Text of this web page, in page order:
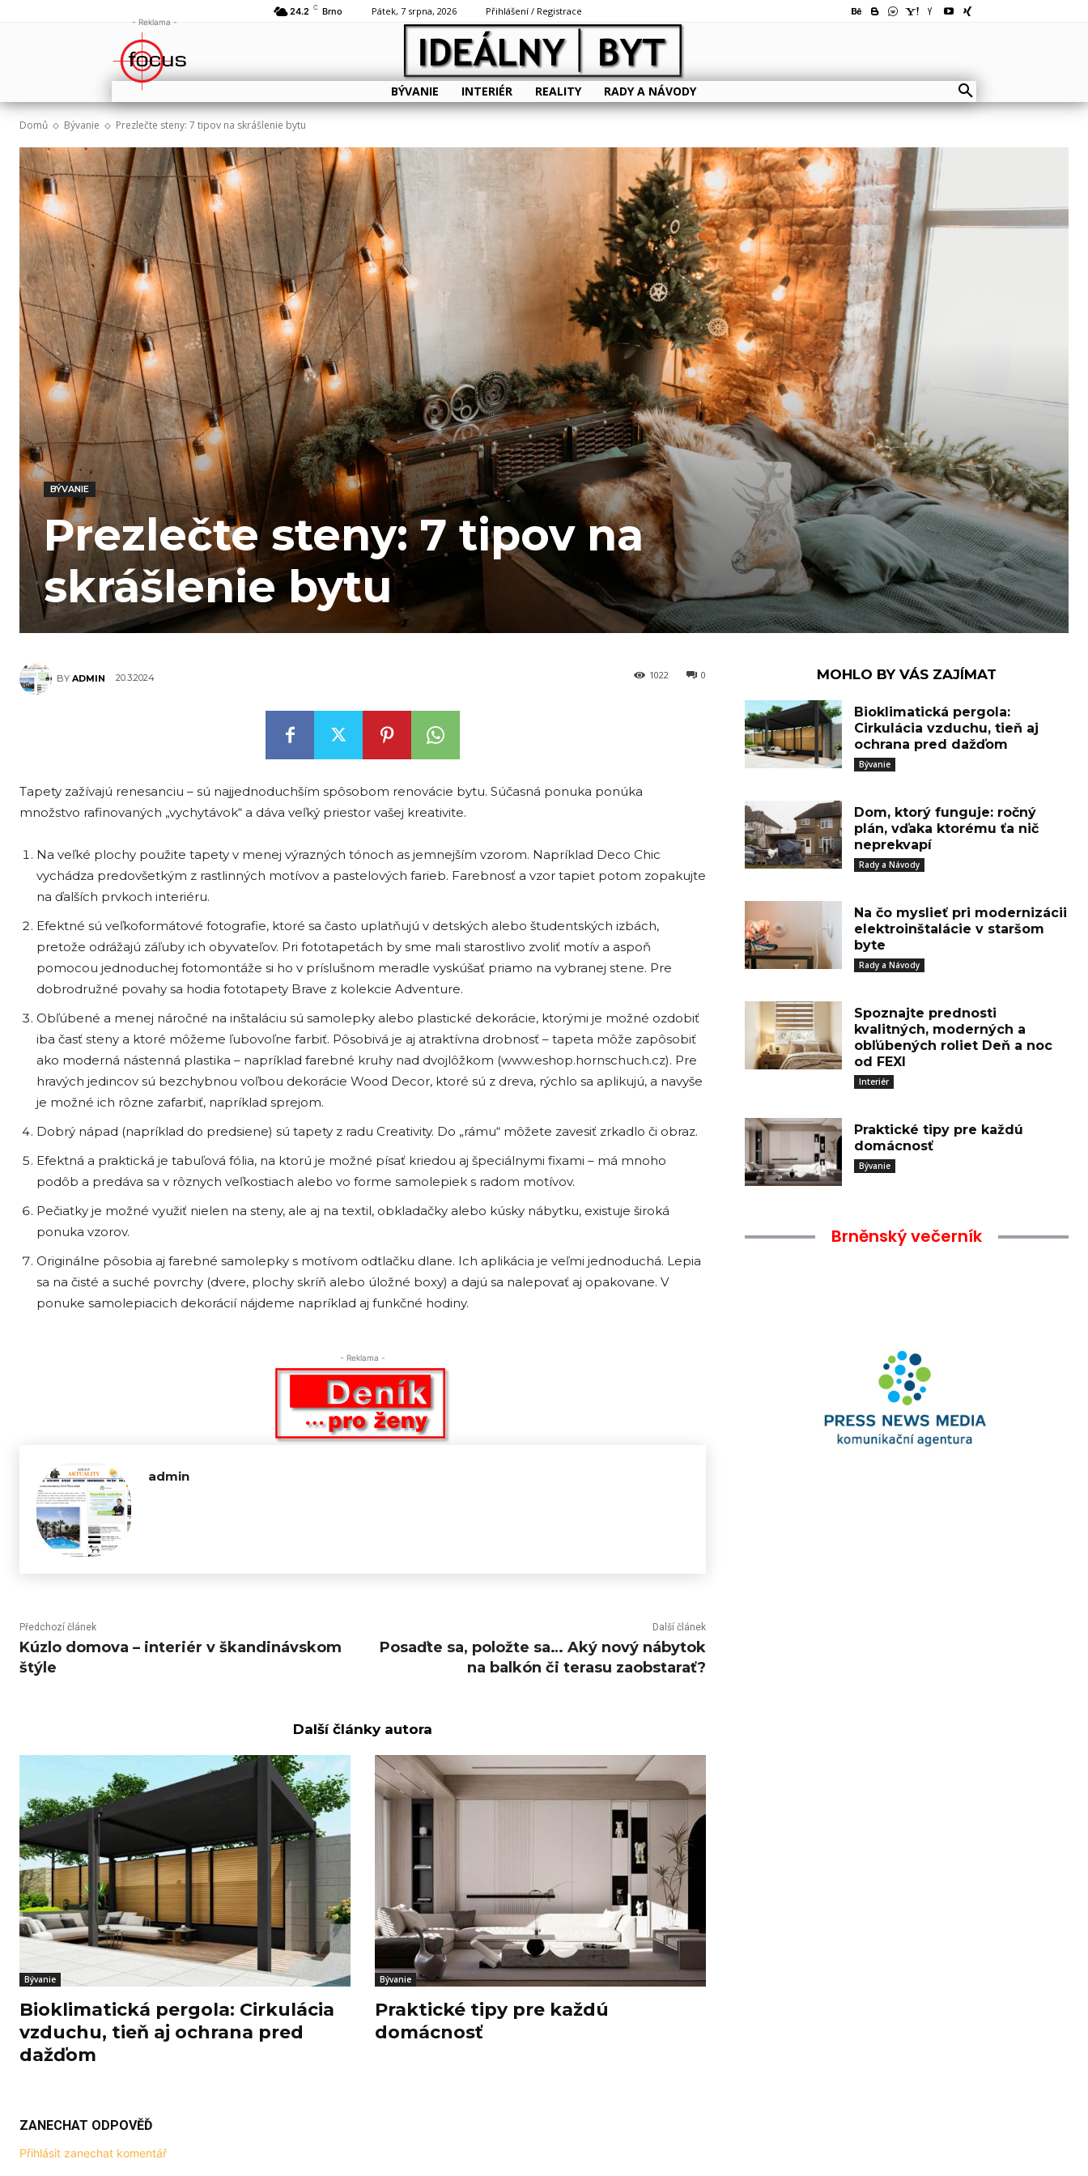
24.2 C Brno Pátek, 7 srpna, 2026 Přihlášení / Registrace
- Reklama -
BÝVANIE INTERIÉR REALITY RADY A NÁVODY
Domů Bývanie Prezlečte steny: 7 tipov na skrášlenie bytu
BÝVANIE
Prezlečte steny: 7 tipov na
skrášlenie bytu
BY ADMIN 20.3.2024 0
1022
Tapety zažívajú renesanciu – sú najjednoduchším spôsobom renovácie bytu. Súčasná ponuka ponúka
množstvo rafinovaných „vychytávok“ a dáva veľký priestor vašej kreativite.
Na veľké plochy použite tapety v menej výrazných tónoch as jemnejším vzorom. Napríklad Deco Chic
vychádza predovšetkým z rastlinných motívov a pastelových farieb. Farebnosť a vzor tapiet potom zopakujte
na ďalších prvkoch interiéru.
Efektné sú veľkoformátové fotografie, ktoré sa často uplatňujú v detských alebo študentských izbách,
pretože odrážajú záľuby ich obyvateľov. Pri fototapetách by sme mali starostlivo zvoliť motív a aspoň
pomocou jednoduchej fotomontáže si ho v príslušnom meradle vyskúšať priamo na vybranej stene. Pre
dobrodružné povahy sa hodia fototapety Brave z kolekcie Adventure.
Obľúbené a menej náročné na inštaláciu sú samolepky alebo plastické dekorácie, ktorými je možné ozdobiť
iba časť steny a ktoré môžeme ľubovoľne farbiť. Pôsobivá je aj atraktívna drobnosť – tapeta môže zapôsobiť
ako moderná nástenná plastika – napríklad farebné kruhy nad dvojlôžkom (www.eshop.hornschuch.cz). Pre
hravých jedincov sú bezchybnou voľbou dekorácie Wood Decor, ktoré sú z dreva, rýchlo sa aplikujú, a navyše
je možné ich rôzne zafarbiť, napríklad sprejom.
Dobrý nápad (napríklad do predsiene) sú tapety z radu Creativity. Do „rámu“ môžete zavesiť zrkadlo či obraz.
Efektná a praktická je tabuľová fólia, na ktorú je možné písať kriedou aj špeciálnymi fixami – má mnoho
podôb a predáva sa v rôznych veľkostiach alebo vo forme samolepiek s radom motívov.
Pečiatky je možné využiť nielen na steny, ale aj na textil, obkladačky alebo kúsky nábytku, existuje široká
ponuka vzorov.
Originálne pôsobia aj farebné samolepky s motívom odtlačku dlane. Ich aplikácia je veľmi jednoduchá. Lepia
sa na čisté a suché povrchy (dvere, plochy skríň alebo úložné boxy) a dajú sa nalepovať aj opakovane. V
ponuke samolepiacich dekorácií nájdeme napríklad aj funkčné hodiny.
- Reklama -
admin
Předchozí článek
Kúzlo domova – interiér v škandinávskom
štýle
Další článek
Posaďte sa, položte sa… Aký nový nábytok
na balkón či terasu zaobstarať?
Další články autora
Bývanie
Bioklimatická pergola: Cirkulácia
vzduchu, tieň aj ochrana pred
dažďom
Bývanie
Praktické tipy pre každú
domácnosť
ZANECHAT ODPOVĚĎ
Přihlásit zanechat komentář
MOHLO BY VÁS ZAJÍMAT
Bioklimatická pergola:
Cirkulácia vzduchu, tieň aj
ochrana pred dažďom
Bývanie
Dom, ktorý funguje: ročný
plán, vďaka ktorému ťa nič
neprekvapí
Rady a Návody
Na čo myslieť pri modernizácii
elektroinštalácie v staršom
byte
Rady a Návody
Spoznajte prednosti
kvalitných, moderných a
obľúbených roliet Deň a noc
od FEXI
Interiér
Praktické tipy pre každú
domácnosť
Bývanie
Brněnský večerník